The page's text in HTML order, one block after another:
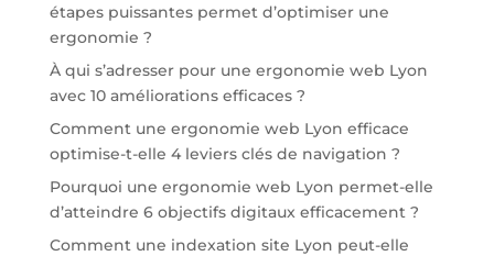
étapes puissantes permet d’optimiser une
ergonomie ?
À qui s’adresser pour une ergonomie web Lyon
avec 10 améliorations efficaces ?
Comment une ergonomie web Lyon efficace
optimise-t-elle 4 leviers clés de navigation ?
Pourquoi une ergonomie web Lyon permet-elle
d’atteindre 6 objectifs digitaux efficacement ?
Comment une indexation site Lyon peut-elle